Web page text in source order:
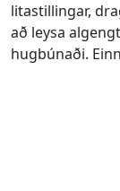
litastillingar,
að leysa
hugbúnaði.